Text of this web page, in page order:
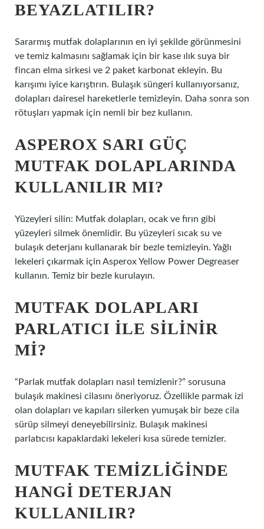
BEYAZLATILIR?
Sararmış mutfak dolaplarının en iyi şekilde görünmesini
ve temiz kalmasını sağlamak için bir kase ılık suya bir
fincan elma sirkesi ve 2 paket karbonat ekleyin. Bu
karışımı iyice karıştırın. Bulaşık süngeri kullanıyorsanız,
dolapları dairesel hareketlerle temizleyin. Daha sonra son
rötuşları yapmak için nemli bir bez kullanın.
ASPEROX SARI GÜÇ
MUTFAK DOLAPLARINDA
KULLANILIR MI?
Yüzeyleri silin: Mutfak dolapları, ocak ve fırın gibi
yüzeyleri silmek önemlidir. Bu yüzeyleri sıcak su ve
bulaşık deterjanı kullanarak bir bezle temizleyin. Yağlı
lekeleri çıkarmak için Asperox Yellow Power Degreaser
kullanın. Temiz bir bezle kurulayın.
MUTFAK DOLAPLARI
PARLATICI ILE SILINIR
MI?
“Parlak mutfak dolapları nasıl temizlenir?” sorusuna
bulaşık makinesi cilasını öneriyoruz. Özellikle parmak izi
olan dolapları ve kapıları silerken yumuşak bir beze cila
sürüp silmeyi deneyebilirsiniz. Bulaşık makinesi
parlatıcısı kapaklardaki lekeleri kısa sürede temizler.
MUTFAK TEMIZLIĞINDE
HANGI DETERJAN
KULLANILIR?